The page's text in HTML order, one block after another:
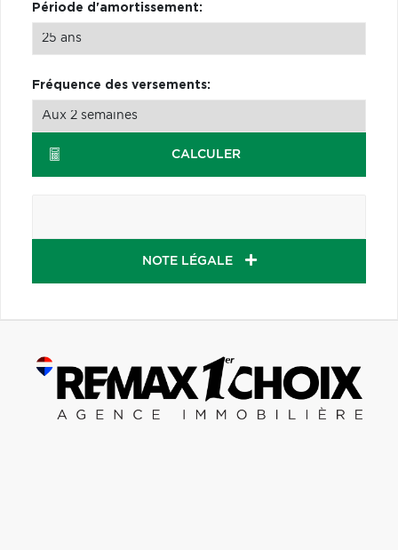
Période d'amortissement:
Fréquence des versements:
CALCULER
NOTE LÉGALE